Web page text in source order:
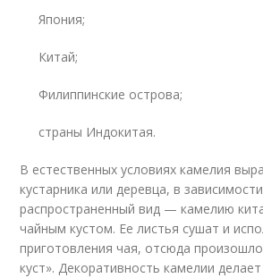
Япония;
Китай;
Филиппинские острова;
страны Индокитая.
В естественных условиях камелия
кустарника или деревца, в
распространенный вид — камелию
чайным кустом. Ее листья сушат и
приготовления чая, отсюда
куст». Декоративность камелии